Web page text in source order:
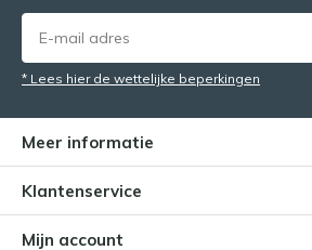
* Lees hier de wettelijke beperkingen
Meer informatie
Klantenservice
Mijn account